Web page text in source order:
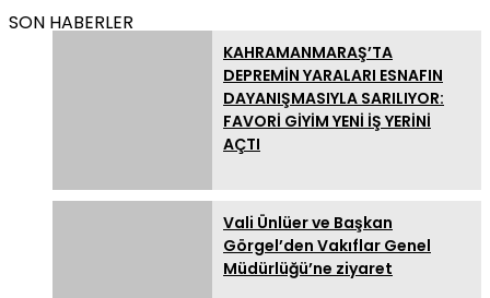
SON HABERLER
KAHRAMANMARAŞ’TA
DEPREMİN YARALARI ESNAFIN
DAYANIŞMASIYLA SARILIYOR:
FAVORİ GİYİM YENİ İŞ YERİNİ
AÇTI
Vali Ünlüer ve Başkan
Görgel’den Vakıflar Genel
Müdürlüğü’ne ziyaret